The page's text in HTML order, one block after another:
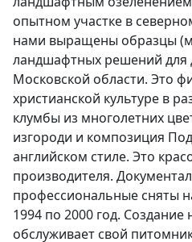
опытном участке в
нами выращены образцы
ландшафтных решений для
Московской области. Это
христианской культуре в
клумбы из многолетних
изгороди и композиция
английском стиле. Это
производителя.
профессиональные сняты
1994 по 2000 год.
обслуживает свой